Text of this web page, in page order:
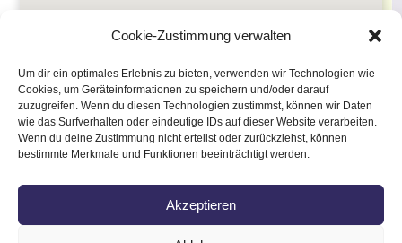
Cookie-Zustimmung verwalten
Um dir ein optimales Erlebnis zu bieten, verwenden wir Technologien wie
Cookies, um Geräteinformationen zu speichern und/oder darauf
zuzugreifen. Wenn du diesen Technologien zustimmst, können wir Daten
wie das Surfverhalten oder eindeutige IDs auf dieser Website verarbeiten.
Wenn du deine Zustimmung nicht erteilst oder zurückziehst, können
bestimmte Merkmale und Funktionen beeinträchtigt werden.
Akzeptieren